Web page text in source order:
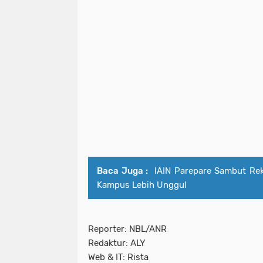
Baca Juga :
IAIN Parepare Sambut
Kampus Lebih Unggul
Reporter: NBL/ANR
Redaktur: ALY
Web & IT: Rista